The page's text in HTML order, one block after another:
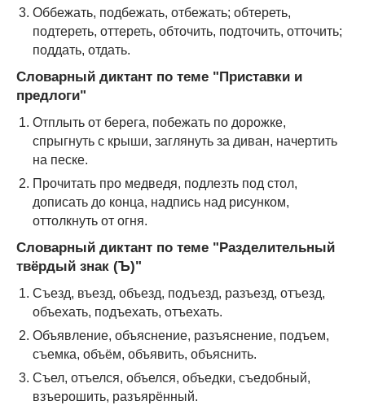
Оббежать, подбежать, отбежать; обтереть,
подтереть, оттереть, обточить, подточить, отточить;
поддать, отдать.
Словарный диктант по теме "Приставки и
предлоги"
Отплыть от берега, побежать по дорожке,
спрыгнуть с крыши, заглянуть за диван, начертить
на песке.
Прочитать про медведя, подлезть под стол,
дописать до конца, надпись над рисунком,
оттолкнуть от огня.
Словарный диктант по теме "Разделительный
твёрдый знак (Ъ)"
Съезд, въезд, объезд, подъезд, разъезд, отъезд,
объехать, подъехать, отъехать.
Объявление, объяснение, разъяснение, подъем,
съемка, объём, объявить, объяснить.
Съел, отъелся, объелся, объедки, съедобный,
взъерошить, разъярённый.